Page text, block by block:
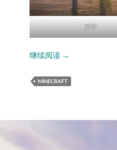
黄昏
继续阅读远景幻想之域
→
MINECRAFT